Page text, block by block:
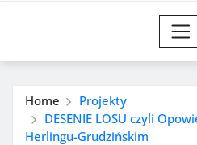
Home
Projekty
DESENIE LOSU czyli
Herlingu-Grudzińskim